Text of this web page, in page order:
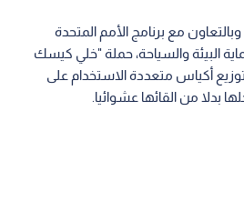
وبالتعاون مع برنامج الأمم المتحدة
البيئة والسياحة، حملة "خلي كيسك
أكياس متعددة الاستخدام على
بدلا من القائها عشوائيا.